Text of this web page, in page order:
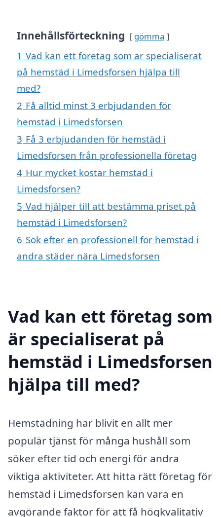
Innehållsförteckning gömma
1 Vad kan ett företag som är specialiserat
på hemstäd i Limedsforsen hjälpa till
med?
2 Få alltid minst 3 erbjudanden för
hemstäd i Limedsforsen
3 Få 3 erbjudanden för hemstäd i
Limedsforsen från professionella företag
4 Hur mycket kostar hemstäd i
Limedsforsen?
5 Vad hjälper till att bestämma priset på
hemstäd i Limedsforsen?
6 Sök efter en professionell för hemstäd i
andra städer nära Limedsforsen
Vad kan ett företag som
är specialiserat på
hemstäd i Limedsforsen
hjälpa till med?
Hemstädning har blivit en allt mer
populär tjänst för många hushåll som
söker efter tid och energi för andra
viktiga aktiviteter. Att hitta rätt företag för
hemstäd i Limedsforsen kan vara en
avgörande faktor för att få högkvalitativ